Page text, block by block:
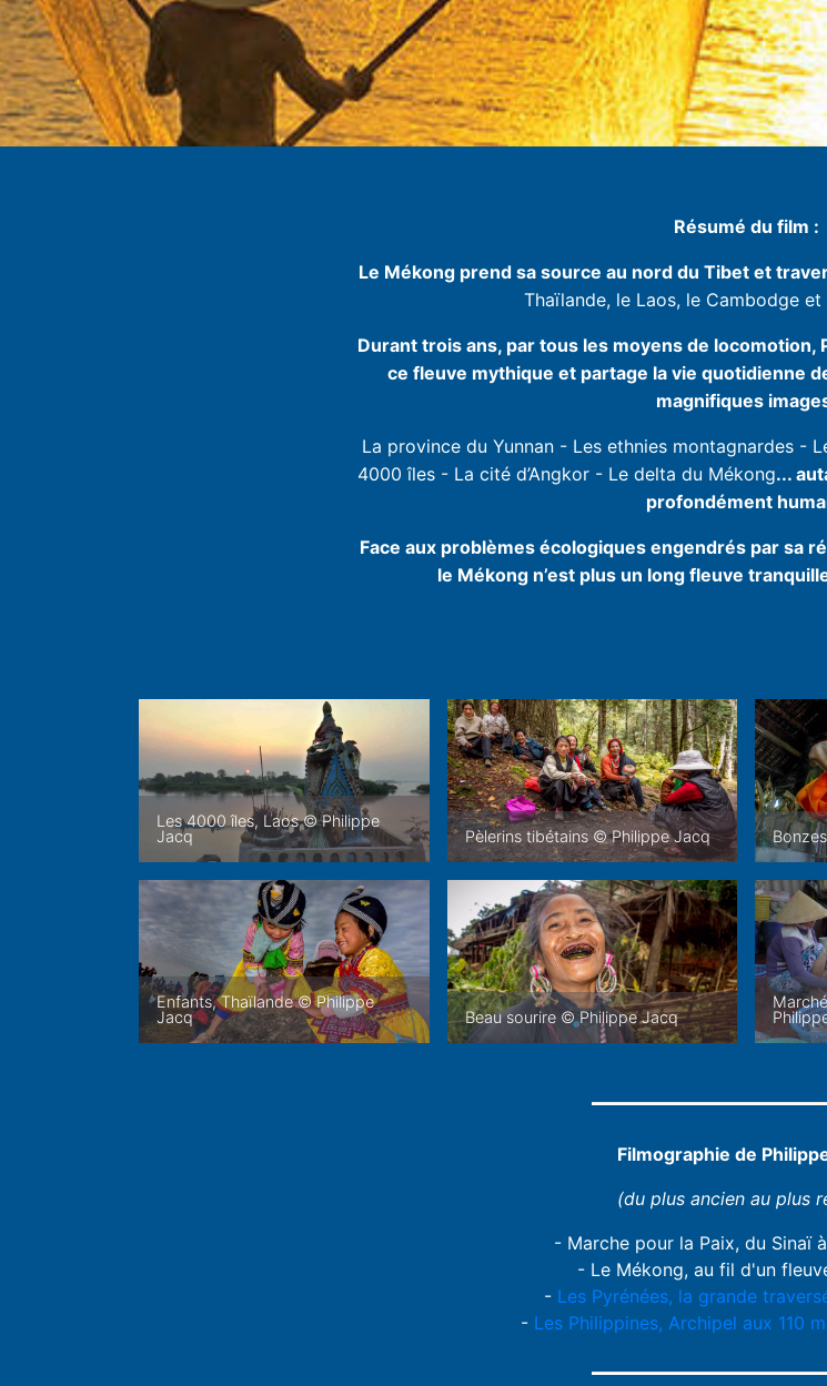
Résumé du film :
Le Mékong prend sa source au nord du Tibet et
Thaïlande, le Laos, le Cambodge
Durant trois ans, par tous les moyens de locomotion,
ce fleuve mythique et partage la vie quotidienne
magnifiques
La province du Yunnan - Les ethnies montagnardes -
4000 îles - La cité d’Angkor - Le delta du Mékong...
profondément
Face aux problèmes écologiques engendrés par sa
le Mékong n’est plus un long fleuve
Les 4000 îles, Laos © Philippe
Jacq
Pèlerins tibétains © Philippe Jacq
Enfants, Thaïlande © Philippe
Jacq
Beau sourire © Philippe Jacq
Filmographie de
(du plus ancien au plus
- Marche pour la Paix, du Sinaï
- Le Mékong, au fil d'un
- Les Pyrénées, la grande
- Les Philippines, Archipel aux 110